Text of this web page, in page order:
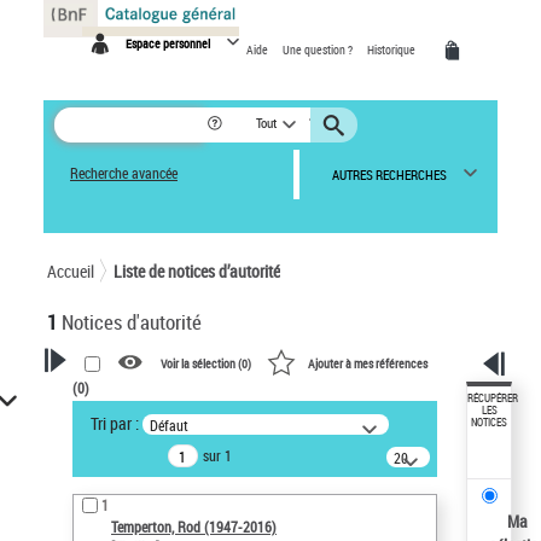
Espace personnel Aide Une question ? Historique
Tout
Recherche avancée AUTRES RECHERCHES
Accueil Liste de notices d’autorité
1 Notices d'autorité
VOTRE RECHERCHE
Recherche avancée dans les
notices d’autorité
Œuvres liées à l'auteur :
Temperton, Rod (1947-2016)
Voir la sélection (0) Ajouter à mes références
(0)
Tri par : Défaut
sur 1
20
résultats/page
1
Temperton, Rod (1947-2016)
RÉCUPÉRER
LES
NOTICES
Ma
Panneau de gestion des cookies